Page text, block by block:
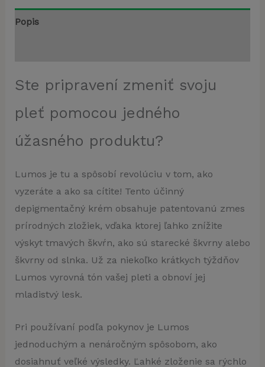
Popis
Ste pripravení zmeniť svoju
pleť pomocou jedného
úžasného produktu?
Lumos je tu a spôsobí revolúciu v tom, ako
vyzeráte a ako sa cítite! Tento účinný
depigmentačný krém obsahuje patentovanú zmes
prírodných zložiek, vďaka ktorej ľahko znížite
výskyt tmavých škvŕn, ako sú starecké škvrny alebo
škvrny od slnka. Už za niekoľko krátkych týždňov
Lumos vyrovná tón vašej pleti a obnoví jej
mladistvý lesk.
Pri používaní podľa pokynov je Lumos
jednoduchým a nenáročným spôsobom, ako
dosiahnuť veľké výsledky. Ľahké zloženie sa rýchlo